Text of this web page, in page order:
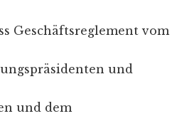
Geschäftsreglement vom
und
und dem